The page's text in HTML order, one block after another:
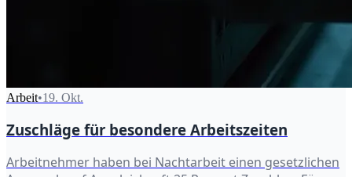
Arbeit•19. Okt.
Zuschläge für besondere Arbeitszeiten
Arbeitnehmer haben bei Nachtarbeit einen gesetzlichen